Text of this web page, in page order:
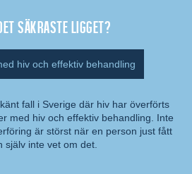
säkraste ligget?
hiv och effektiv behandling
fall i Sverige där hiv har överförts
med hiv och effektiv behandling. Inte
är störst när en person just fått
själv inte vet om det.